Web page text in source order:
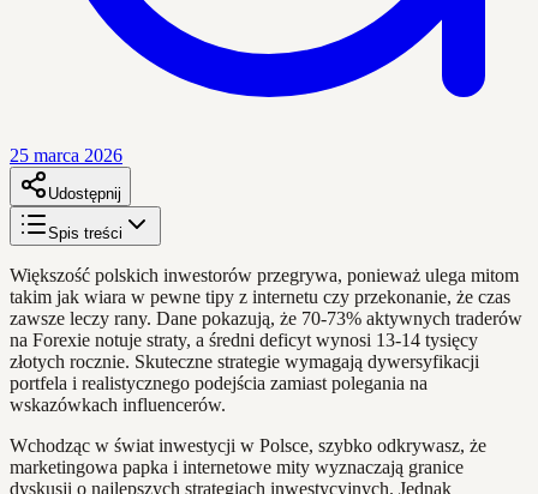
25 marca 2026
Udostępnij
Spis treści
Większość polskich inwestorów przegrywa, ponieważ ulega mitom
takim jak wiara w pewne tipy z internetu czy przekonanie, że czas
zawsze leczy rany. Dane pokazują, że 70-73% aktywnych traderów
na Forexie notuje straty, a średni deficyt wynosi 13-14 tysięcy
złotych rocznie. Skuteczne strategie wymagają dywersyfikacji
portfela i realistycznego podejścia zamiast polegania na
wskazówkach influencerów.
Wchodząc w świat inwestycji w Polsce, szybko odkrywasz, że
marketingowa papka i internetowe mity wyznaczają granice
dyskusji o najlepszych strategiach inwestycyjnych. Jednak